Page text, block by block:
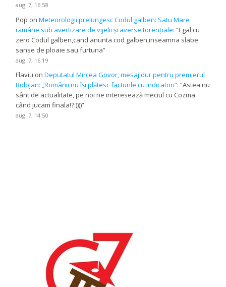
aug. 7, 16:58
Pop onMeteorologii prelungesc Codul galben: Satu Mare
rămâne sub avertizare de vijelii și averse torențiale: “Egal cu
zero Codul galben,cand anunta cod galben,inseamna slabe
sanse de ploaie sau furtuna”
aug. 7, 16:19
Flaviu onDeputatul Mircea Govor, mesaj dur pentru premierul
Bolojan: „Românii nu își plătesc facturile cu indicatori”: “Astea nu
sânt de actualitate, pe noi ne interesează meciul cu Cozma
când jucam finala!?:))))”
aug. 7, 14:50